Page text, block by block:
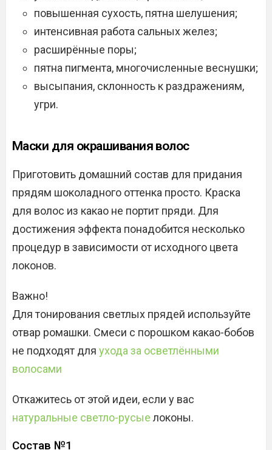
повышенная сухость, пятна шелушения;
интенсивная работа сальных желез;
расширённые поры;
пятна пигмента, многочисленные веснушки;
высыпания, склонность к раздражениям,
угри.
Маски для окрашивания волос
Приготовить домашний состав для придания
прядям шоколадного оттенка просто. Краска
для волос из какао не портит пряди. Для
достижения эффекта понадобится несколько
процедур в зависимости от исходного цвета
локонов.
Важно!
Для тонирования светлых прядей используйте
отвар ромашки. Смеси с порошком какао-бобов
не подходят для ухода за осветлёнными
волосами
Откажитесь от этой идеи, если у вас
натуральные светло-русые локоны.
Состав №1